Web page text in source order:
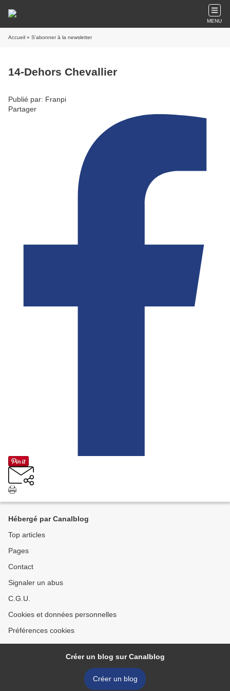
MENU
Accueil » S'abonner à la newsletter
14-Dehors Chevallier
Publié par: Franpi
Partager
Hébergé par Canalblog
Top articles
Pages
Contact
Signaler un abus
C.G.U.
Cookies et données personnelles
Préférences cookies
Créer un blog sur Canalblog
Créer un blog